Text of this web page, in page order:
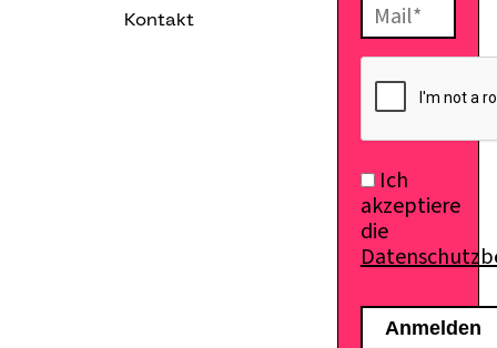
Kontakt
Ich
akzeptiere
die